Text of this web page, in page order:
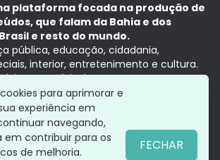
plataforma focada na produção de
que falam da Bahia e dos
e resto do mundo.
pública, educação, cidadania,
interior, entretenimento e cultura.
e a notícia é no tempo presente,
do Grupo Aratu.
de privacidade
para aprimorar e
experiência em
navegando,
contribuir para os
de melhoria.
FECHAR